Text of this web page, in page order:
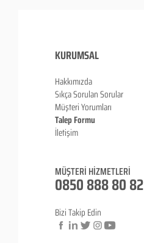
KURUMSAL
Hakkımızda
Sıkça Sorulan Sorular
Müşteri Yorumları
Talep Formu
İletişim
MÜŞTERİ HİZMETLERİ
0850 888 80 82
Bizi Takip Edin